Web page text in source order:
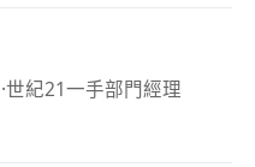
·世紀21一手部門經理